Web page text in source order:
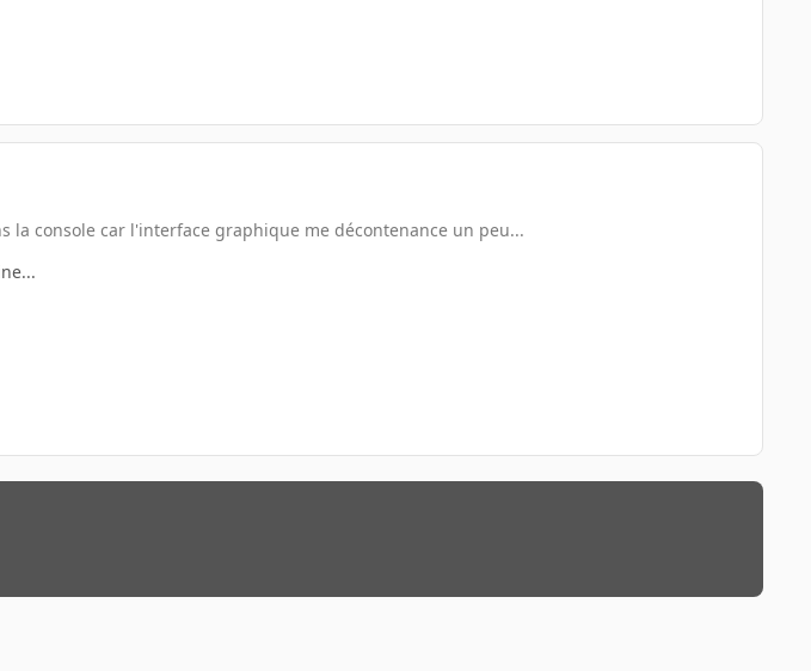
la console car l'interface graphique me décontenance un peu...